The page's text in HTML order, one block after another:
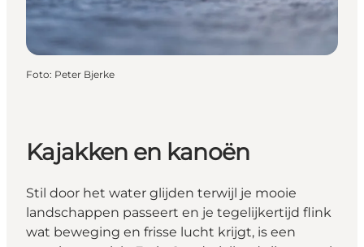
Foto: Peter Bjerke
Kajakken en kanoën
Stil door het water glijden terwijl je mooie
landschappen passeert en je tegelijkertijd flink
wat beweging en frisse lucht krijgt, is een